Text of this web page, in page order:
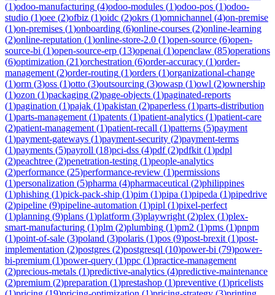
(1)odoo-manufacturing (4)odoo-modules (1)odoo-pos (1)odoo-
studio (1)oee (2)ofbiz (1)oidc (2)okrs (1)omnichannel (4)on-premise
(1)on-premises (1)onboarding (6)online-courses (2)online-learning
(2)online-reputation (1)online-store-2.0 (1)open-source (6)open-
source-bi (1)open-source-erp (13)openai (1)openclaw (85)operations
(6)optimization (21)orchestration (6)order-accuracy (1)order-
management (2)order-routing (1)orders (1)organizational-change
(1)orm (3)oss (1)otto (3)outsourcing (3)owasp (1)owl (2)ownership
(1)ozon (1)packaging (2)page-objects (1)paginated-reports
(1)pagination (1)pajak (1)pakistan (2)paperless (1)parts-distribution
(1)parts-management (1)patents (1)patient-analytics (1)patient-care
(2)patient-management (1)patient-recall (1)patterns (5)payment
(1)payment-gateways (1)payment-security (2)payment-terms
(1)payments (5)payroll (18)pci-dss (4)pdf(2)pdfkit (1)pdpl
(2)peachtree (2)penetration-testing (1)people-analytics
(2)performance (25)performance-review (1)permissions
(1)personalization (5)pharma (4)pharmaceutical (2)philippines
(1)phishing (1)pick-pack-ship (1)pim (1)pipa (1)pipeda (1)pipedrive
(2)pipeline (9)pipeline-automation (1)pipl (1)pixel-perfect
(1)planning (9)plans (1)platform (3)playwright (2)plex (1)plex-
smart-manufacturing (1)plm (2)plumbing (1)pm2 (1)pms (1)pnpm
(1)point-of-sale (3)poland (3)polaris (1)pos (9)post-brexit (1)post-
implementation (2)postgres (2)postgresql (10)power-bi (79)power-
bi-premium (1)power-query (1)ppc (1)practice-management
(2)precious-metals (1)predictive-analytics (4)predictive-maintenance
(2)premium (2)preparation (1)prestashop (1)preventive (1)pricelists